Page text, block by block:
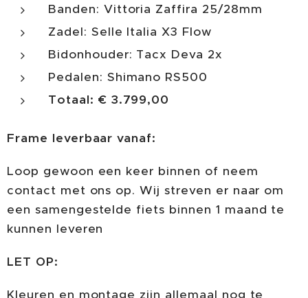
Banden: Vittoria Zaffira 25/28mm
Zadel: Selle Italia X3 Flow
Bidonhouder: Tacx Deva 2x
Pedalen: Shimano RS500
Totaal: € 3.799,00
Frame leverbaar vanaf:
Loop gewoon een keer binnen of neem
contact met ons op. Wij streven er naar om
een samengestelde fiets binnen 1 maand te
kunnen leveren
LET OP:
Kleuren en montage zijn allemaal nog te